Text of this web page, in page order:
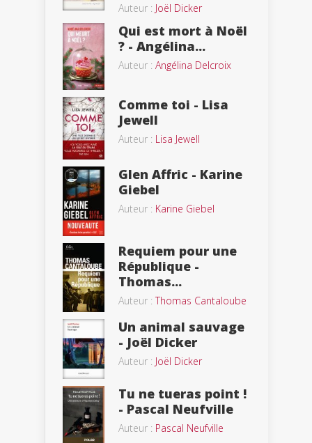
Auteur : Joël Dicker
Qui est mort à Noël
? - Angélina...
Auteur : Angélina Delcroix
Comme toi - Lisa
Jewell
Auteur : Lisa Jewell
Glen Affric - Karine
Giebel
Auteur : Karine Giebel
Requiem pour une
République -
Thomas...
Auteur :Thomas Cantaloube
Un animal sauvage
- Joël Dicker
Auteur : Joël Dicker
Tu ne tueras point !
- Pascal Neufville
Auteur : Pascal Neufville